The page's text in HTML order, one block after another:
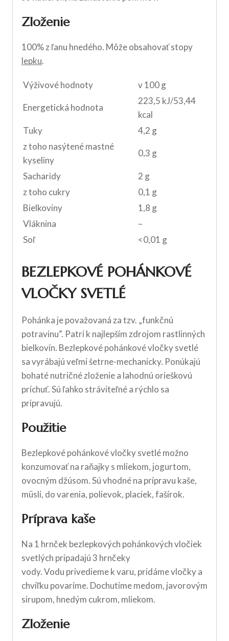
Zloženie
100% z ľanu hnedého. Môže obsahovať stopy
lepku.
Výživové hodnoty v 100 g
Energetická hodnota
223,5 kJ/53,44
kcal
Tuky
4,2 g
z toho nasýtené mastné
kyseliny
0,3 g
Sacharidy
2 g
z toho cukry
0,1 g
Bielkoviny
1,8 g
Vláknina
–
Soľ
<0,01 g
BEZLEPKOVÉ POHÁNKOVÉ
VLOČKY SVETLÉ
Pohánka je považovaná za tzv. „funkčnú
potravinu”. Patrí k najlepším zdrojom rastlinných
bielkovín. Bezlepkové pohánkové vločky svetlé
sa vyrábajú veľmi šetrne-mechanicky. Ponúkajú
bohaté nutričné zloženie a lahodnú orieškovú
príchuť. Sú ľahko stráviteľné a rýchlo sa
pripravujú.
Použitie
Bezlepkové pohánkové vločky svetlé možno
konzumovať na raňajky s mliekom, jogurtom,
ovocným džúsom. Sú vhodné na prípravu kaše,
müsli, do varenia, polievok, placiek, fašírok.
Príprava kaše
Na 1 hrnček bezlepkových pohánkových vločiek
svetlých pripadajú 3 hrnčeky
vody. Vodu privedieme k varu, pridáme vločky a
chvíľku povaríme. Dochutíme medom, javorovým
sirupom, hnedým cukrom, mliekom.
Zloženie